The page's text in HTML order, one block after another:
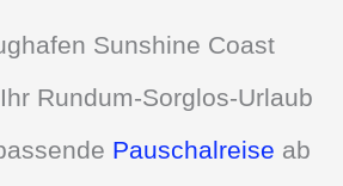
Sunshine Coast
Rundum-Sorglos-Urlaub
Pauschalreise ab